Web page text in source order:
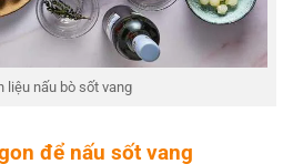
liệu nấu bò sốt vang
để nấu sốt vang